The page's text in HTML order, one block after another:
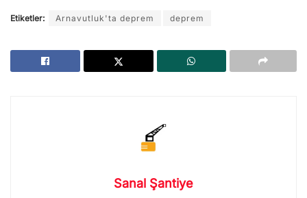
Etiketler: Arnavutluk'ta deprem deprem
Sanal Şantiye